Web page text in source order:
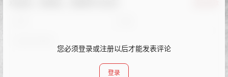
您必须登录或注册以后才能发表评论
登录